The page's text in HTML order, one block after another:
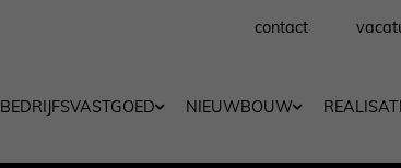
contact
BEDRIJFSVASTGOED NIEUWBOUW